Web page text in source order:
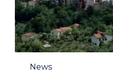
Category
News